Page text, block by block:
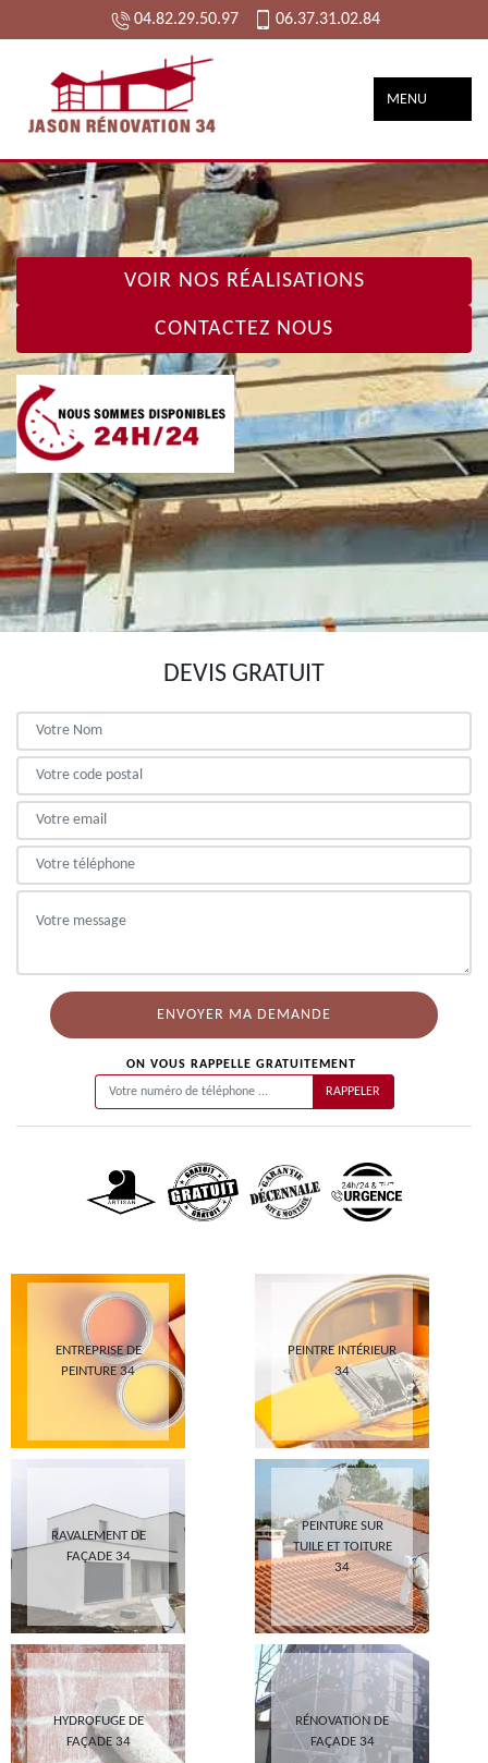
04.82.29.50.97 06.37.31.02.84
MENU
VOIR NOS RÉALISATIONS
CONTACTEZ NOUS
DEVIS GRATUIT
ON VOUS RAPPELLE GRATUITEMENT
ENTREPRISE DE
PEINTURE 34
PEINTRE INTÉRIEUR
34
RAVALEMENT DE
FAÇADE 34
PEINTURE SUR
TUILE ET TOITURE
34
HYDROFUGE DE
FAÇADE 34
RÉNOVATION DE
FAÇADE 34